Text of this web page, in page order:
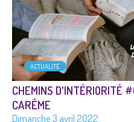
ACTUALITÉ
CHEMINS D'INTÉRIORITÉ
CARÊME
Dimanche 3 avril 2022